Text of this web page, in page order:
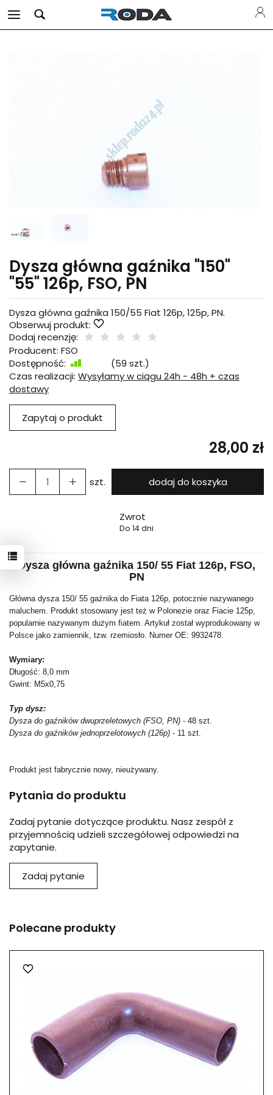
Dysza główna gaźnika "150"
"55" 126p, FSO, PN
Dysza główna gaźnika 150/55 Fiat 126p, 125p, PN.
Obserwuj produkt:
Dodaj recenzję:
Producent: FSO
Dostępność:
(59 szt.)
Czas realizacji: Wysyłamy w ciągu 24h - 48h + czas
dostawy
Zapytaj o produkt
28,00 zł
szt. dodaj do koszyka
Zwrot
Do 14 dni
Dysza główna gaźnika 150/ 55 Fiat 126p, FSO,
PN
Główna dysza 150/ 55 gaźnika do Fiata 126p, potocznie nazywanego
maluchem. Produkt stosowany jest też w Polonezie oraz Fiacie 125p,
popularnie nazywanym dużym fiatem. Artykuł został wyprodukowany w
Polsce jako zamiennik, tzw. rzemiosło. Numer OE: 9932478.
Wymiary:
Długość: 8,0 mm
Gwint: M5x0,75
Typ dysz:
Dysza do gaźników dwuprzeletowych (FSO, PN) - 48 szt.
Dysza do gaźników jednoprzelotowych (126p) - 11 szt.
Produkt jest fabrycznie nowy, nieużywany.
Pytania do produktu
Zadaj pytanie dotyczące produktu. Nasz zespół z
przyjemnością udzieli szczegółowej odpowiedzi na
zapytanie.
Zadaj pytanie
Polecane produkty